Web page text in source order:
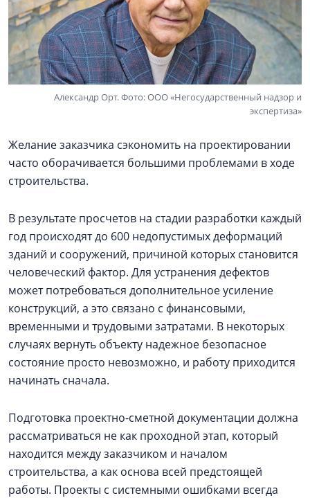
Александр Орт. Фото: ООО «Негосударственный надзор и
экспертиза»
Желание заказчика сэкономить на проектировании
часто оборачивается большими проблемами в ходе
строительства.
В результате просчетов на стадии разработки каждый
год происходят до 600 недопустимых деформаций
зданий и сооружений, причиной которых становится
человеческий фактор. Для устранения дефектов
может потребоваться дополнительное усиление
конструкций, а это связано с финансовыми,
временными и трудовыми затратами. В некоторых
случаях вернуть объекту надежное безопасное
состояние просто невозможно, и работу приходится
начинать сначала.
Подготовка проектно-сметной документации должна
рассматриваться не как проходной этап, который
находится между заказчиком и началом
строительства, а как основа всей предстоящей
работы. Проекты с системными ошибками всегда